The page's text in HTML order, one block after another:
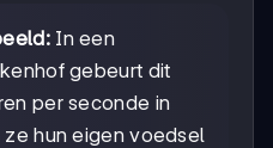
In een
gebeurt dit
per seconde in
hun eigen voedsel